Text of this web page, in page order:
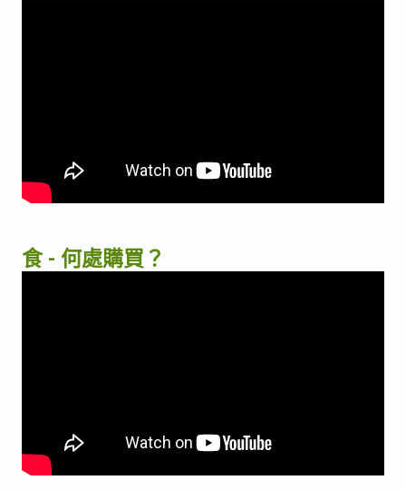
食 - 何處購買？